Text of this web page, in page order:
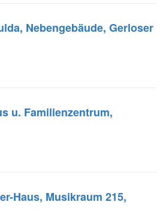
Nebengebäude, Gerloser
u. Familienzentrum,
Haus, Musikraum 215,